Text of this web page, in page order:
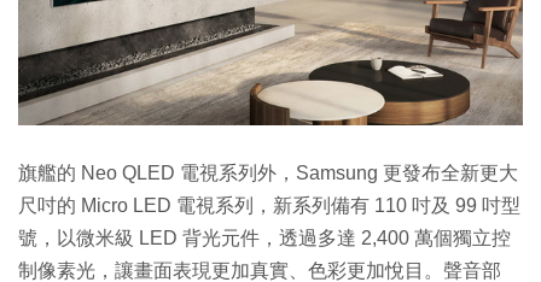
旗艦的 Neo QLED 電視系列外，Samsung 更發布全新更大
尺吋的 Micro LED 電視系列，新系列備有 110 吋及 99 吋型
號，以微米級 LED 背光元件，透過多達 2,400 萬個獨立控
制像素光，讓畫面表現更加真實、色彩更加悅目。聲音部